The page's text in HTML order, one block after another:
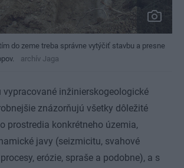
do zeme treba správne vytýčiť stavbu a presne
archív Jaga
vypracované inžinierskogeologické
znázorňujú všetky dôležité
prostredia konkrétneho územia,
javy (seizmicitu, svahové
erózie, spraše a podobne), a s